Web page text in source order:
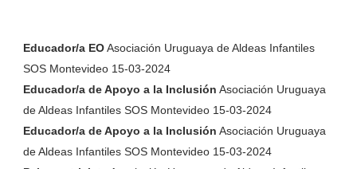
Educador/a EOAsociación Uruguaya de Aldeas Infantiles
SOS Montevideo 15-03-2024
Educador/a de Apoyo a la Inclusión Asociación Uruguaya
de Aldeas Infantiles SOS Montevideo 15-03-2024
Educador/a de Apoyo a la Inclusión Asociación Uruguaya
de Aldeas Infantiles SOS Montevideo 15-03-2024